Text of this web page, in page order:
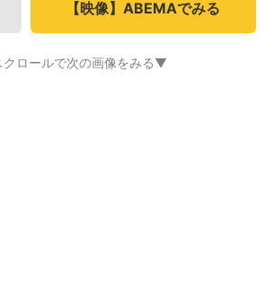
【映像】ABEMAでみる
ロールで次の画像をみる▼